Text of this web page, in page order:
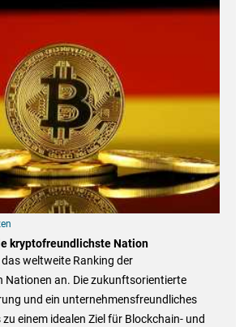
kryptofreundlichste Nation
weltweite Ranking der
Nationen an. Die zukunftsorientierte
und ein unternehmensfreundliches
einem idealen Ziel für Blockchain- und